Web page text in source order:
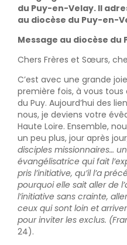
du Puy-en-Velay. Il
au diocèse du Puy-en-
Message au diocèse du
Chers Frères et Sœurs,
C’est avec une grande
première fois, à vous
du Puy. Aujourd’hui des
nous, je deviens votre
Haute Loire. Ensemble,
un peu plus, jour après
disciples missionnaires…
évangélisatrice qui fait
pris l’initiative, qu’il l’a
pourquoi elle sait aller de
l’initiative sans crainte,
ceux qui sont loin et
pour inviter les exclus.
24).